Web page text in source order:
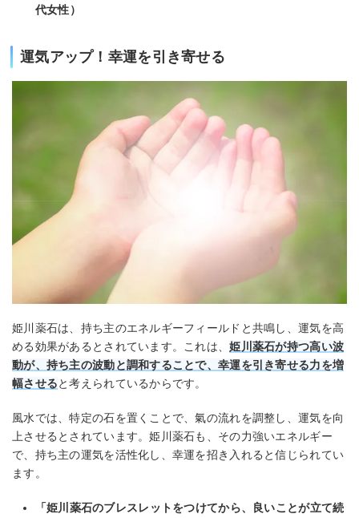
代女性）
運気アップ！幸運を引き寄せる
姫川薬石は、持ち主のエネルギーフィールドと共鳴し、運気を高
める効果があるとされています。これは、姫川薬石が持つ高い波
動が、持ち主の波動と調和することで、幸運を引き寄せる力を増
幅させると考えられているからです。
風水では、特定の石を置くことで、氣の流れを調整し、運気を向
上させるとされています。姫川薬石も、その力強いエネルギー
で、持ち主の運気を活性化し、幸運を招き入れると信じられてい
ます。
「姫川薬石のブレスレットをつけてから、良いことが立て続